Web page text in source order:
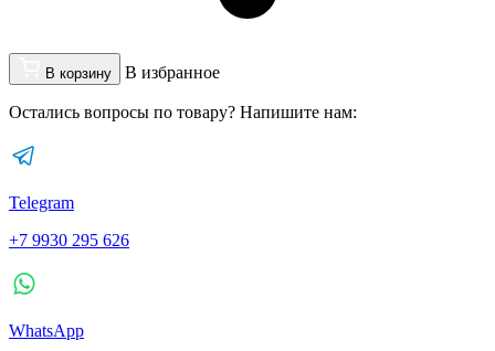
В корзину В избранное
Остались вопросы по товару? Напишите нам:
Telegram
+7 9930 295 626
WhatsApp